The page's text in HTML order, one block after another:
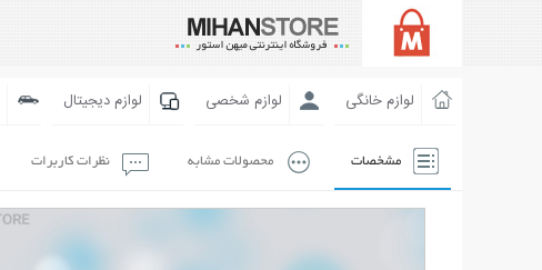
لوازم خانگی لوازم شخصی لوازم دیجیتال
مشخصات محصولات مشابه نظرات کاربرات